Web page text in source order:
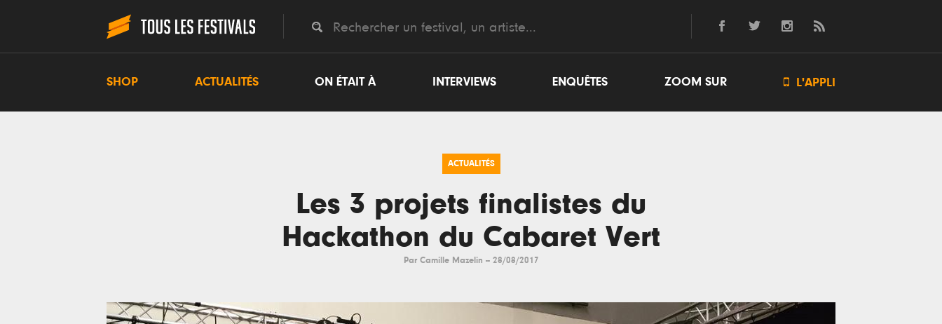
SHOP ACTUALITÉS ON ÉTAIT À INTERVIEWS ENQUÊTES ZOOM SUR  L'APPLI
ACTUALITÉS
Les 3 projets finalistes du
Hackathon du Cabaret Vert
Par Camille Mazelin -- 28/08/2017